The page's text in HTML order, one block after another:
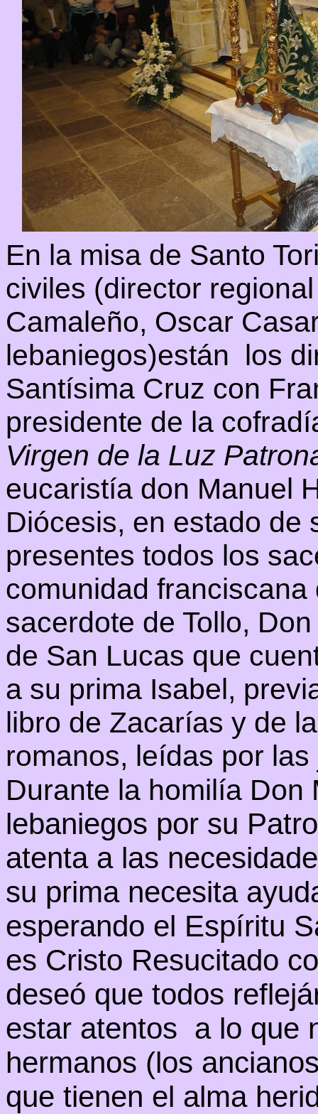
En la misa de Santo
civiles (director
Camaleño, Oscar
lebaniegos)están los
Santísima Cruz con
presidente de la
Virgen de la Luz
eucaristía don Manuel
Diócesis, en estado de
presentes todos los
comunidad franciscana
sacerdote de Tollo,
de San Lucas que
a su prima Isabel,
libro de Zacarías y de
romanos, leídas por
Durante la homilía
lebaniegos por su
atenta a las
su prima necesita
esperando el Espíritu
es Cristo Resucitado
deseó que todos
estar atentos a lo que
hermanos (los
que tienen el alma